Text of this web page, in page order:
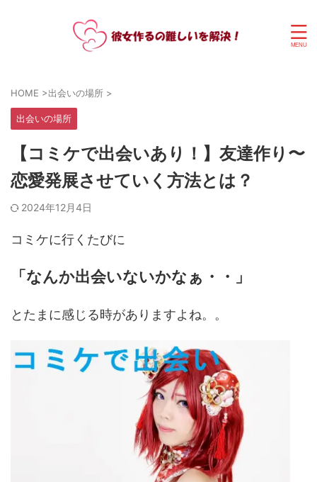
HOME >出会いの場所 >
出会いの場所
【コミケで出会いあり！】友達作り〜
恋愛発展させていく方法とは？
2024年12月4日
コミケに行くたびに
「なんか出会いないかなぁ・・」
とたまに感じる時がありますよね。。